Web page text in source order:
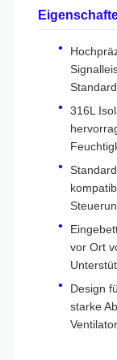
316L
vor Ort
Design
starke